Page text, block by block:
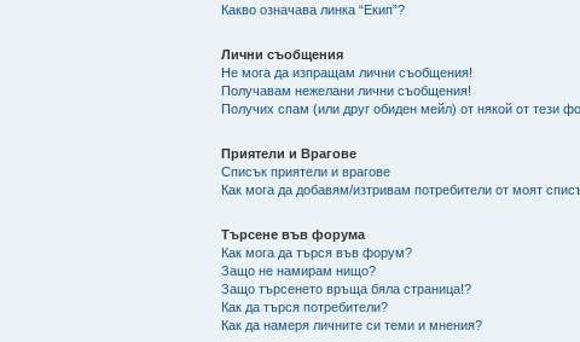
Какво означава линка “Екип”?
Лични съобщения
Не мога да изпращам лични съобщения!
Получавам нежелани лични съобщения!
Получих спам (или друг обиден мейл) от някой от тези
Приятели и Врагове
Списък приятели и врагове
Как мога да добавям/изтривам потребители от моят
Търсене във форума
Как мога да търся във форум?
Защо не намирам нищо?
Защо търсенето връща бяла страница!?
Как да търся потребители?
Как да намеря личните си теми и мнения?